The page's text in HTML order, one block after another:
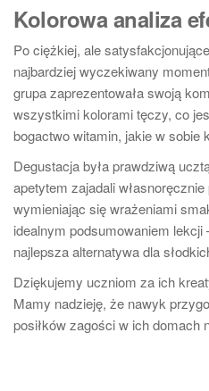
Kolorowa analiza
Po ciężkiej, ale
najbardziej wyczekiwany
grupa zaprezentowała swoją
wszystkimi kolorami tęczy, co
bogactwo witamin, jakie w sobie
Degustacja była prawdziwą
apetytem zajadali
wymieniając się wrażeniami
idealnym podsumowaniem lekcji
najlepsza alternatywa dla
Dziękujemy uczniom za ich
Mamy nadzieję, że nawyk
posiłków zagości w ich domach